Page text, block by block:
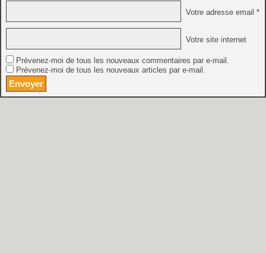
Votre adresse email *
Votre site internet
Prévenez-moi de tous les nouveaux commentaires par e-mail.
Prévenez-moi de tous les nouveaux articles par e-mail.